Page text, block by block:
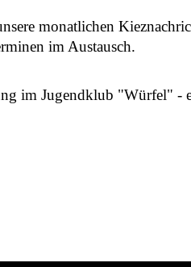
monatlichen
im Austausch.
im Jugendklub "Würfel" -